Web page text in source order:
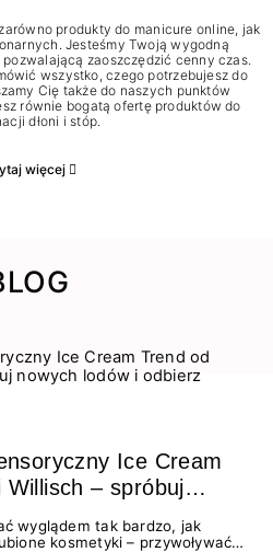
produkty do manicure online, jak
Jesteśmy Twoją wygodną
zaoszczędzić cenny czas.
wszystko, czego potrzebujesz do
Cię także do naszych punktów
równie bogatą ofertę produktów do
dłoni i stóp.
więcej
Ice Cream
– spróbuj
prezent!
wyglądem tak bardzo, jak
kosmetyki – przywoływać